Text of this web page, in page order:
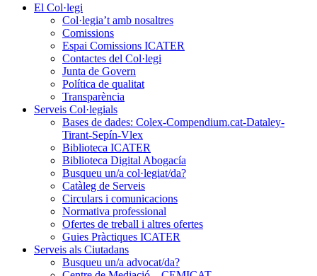
El Col·legi
Col·legia’t amb nosaltres
Comissions
Espai Comissions ICATER
Contactes del Col·legi
Junta de Govern
Política de qualitat
Transparència
Serveis Col·legials
Bases de dades: Colex-Compendium.cat-Dataley-
Tirant-Sepín-Vlex
Biblioteca ICATER
Biblioteca Digital Abogacía
Busqueu un/a col·legiat/da?
Catàleg de Serveis
Circulars i comunicacions
Normativa professional
Ofertes de treball i altres ofertes
Guies Pràctiques ICATER
Serveis als Ciutadans
Busqueu un/a advocat/da?